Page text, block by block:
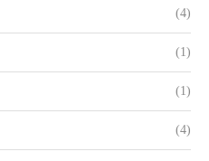
(4)
(1)
(1)
(4)